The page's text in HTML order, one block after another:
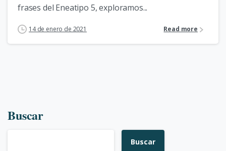
frases del Eneatipo 5, exploramos...
14 de enero de 2021 Read more
Buscar
Buscar